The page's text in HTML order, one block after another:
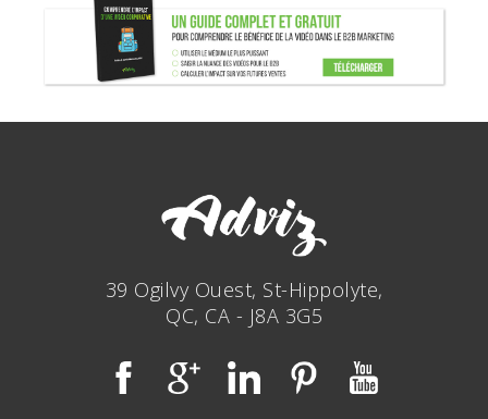
39 Ogilvy Ouest, St-Hippolyte,
QC, CA - J8A 3G5